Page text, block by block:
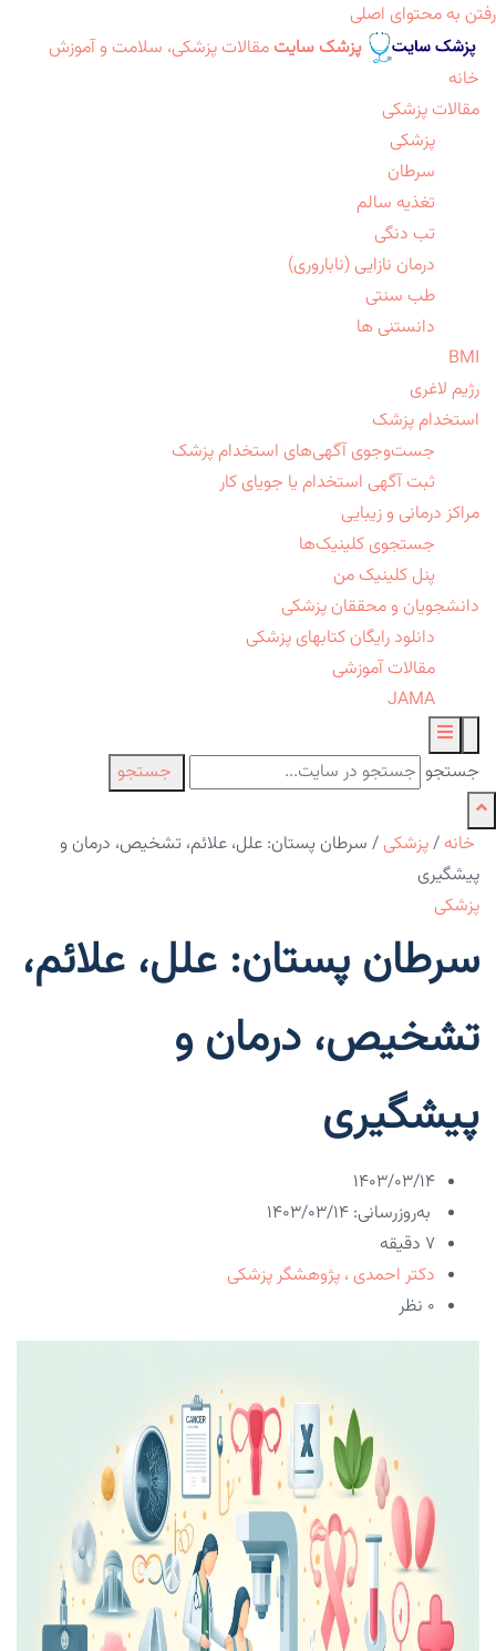
رفتن به محتوای اصلی
پزشک سایت مقالات پزشکی، سلامت و آموزش
خانه
مقالات پزشکی
پزشکی
سرطان
تغذیه سالم
تب دنگی
درمان نازایی (ناباروری)
طب سنتی
دانستنی ها
BMI
رژیم لاغری
استخدام پزشک
جست‌وجوی آگهی‌های استخدام پزشک
ثبت آگهی استخدام یا جویای کار
مراکز درمانی و زیبایی
جستجوی کلینیک‌ها
پنل کلینیک من
دانشجویان و محققان پزشکی
دانلود رایگان کتابهای پزشکی
مقالات آموزشی
JAMA
جستجو جستجو
خانه /پزشکی / سرطان پستان: علل، علائم، تشخیص، درمان و
پیشگیری
پزشکی
سرطان پستان: علل، علائم،
تشخیص، درمان و
پیشگیری
۱۴۰۳/۰۳/۱۴
به‌روزرسانی: ۱۴۰۳/۰۳/۱۴
7 دقیقه
دکتر احمدی ، پژوهشگر پزشکی
۰ نظر